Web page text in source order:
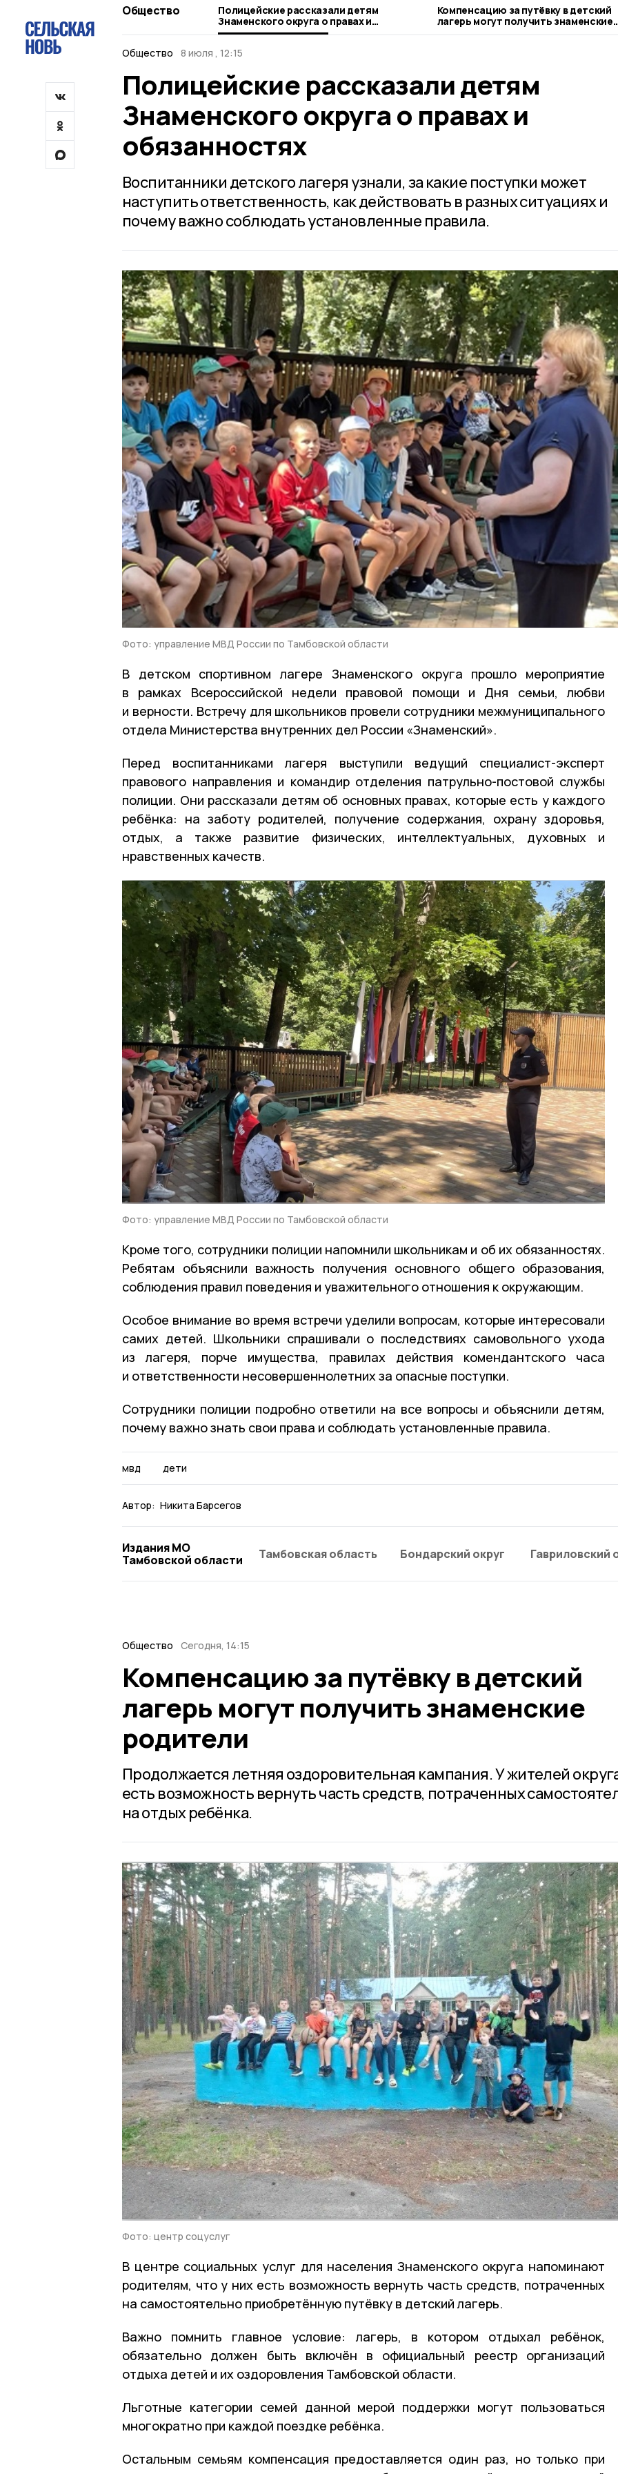
Общество
Полицейские рассказали детям
Знаменского округа о правах и
обязанностях
Компенсацию за путёвку в детский
лагерь могут получить знаменские
родители
Общество
8 июля , 12:15
Полицейские рассказали детям
Знаменского округа о правах и
обязанностях
Воспитанники детского лагеря узнали, за какие поступки может
наступить ответственность, как действовать в разных ситуациях и
почему важно соблюдать установленные правила.
Фото: управление МВД России по Тамбовской области
В детском спортивном лагере Знаменского округа прошло мероприятие
в рамках Всероссийской недели правовой помощи и Дня семьи, любви
и верности. Встречу для школьников провели сотрудники межмуниципального
отдела Министерства внутренних дел России «Знаменский».
Перед воспитанниками лагеря выступили ведущий специалист-эксперт
правового направления и командир отделения патрульно-постовой службы
полиции. Они рассказали детям об основных правах, которые есть у каждого
ребёнка: на заботу родителей, получение содержания, охрану здоровья,
отдых, а также развитие физических, интеллектуальных, духовных и
нравственных качеств.
Фото: управление МВД России по Тамбовской области
Кроме того, сотрудники полиции напомнили школьникам и об их обязанностях.
Ребятам объяснили важность получения основного общего образования,
соблюдения правил поведения и уважительного отношения к окружающим.
Особое внимание во время встречи уделили вопросам, которые интересовали
самих детей. Школьники спрашивали о последствиях самовольного ухода
из лагеря, порче имущества, правилах действия комендантского часа
и ответственности несовершеннолетних за опасные поступки.
Сотрудники полиции подробно ответили на все вопросы и объяснили детям,
почему важно знать свои права и соблюдать установленные правила.
мвд дети
Автор: Никита Барсегов
Издания МО
Тамбовской области
Тамбовская область Бондарский округ Гавриловский
Общество Сегодня, 14:15
Компенсацию за путёвку в детский
лагерь могут получить знаменские
родители
Продолжается летняя оздоровительная кампания. У жителей
есть возможность вернуть часть средств, потраченных
на отдых ребёнка.
Фото: центр соцуслуг
В центре социальных услуг для населения Знаменского округа напоминают
родителям, что у них есть возможность вернуть часть средств, потраченных
на самостоятельно приобретённую путёвку в детский лагерь.
Важно помнить главное условие: лагерь, в котором отдыхал ребёнок,
обязательно должен быть включён в официальный реестр организаций
отдыха детей и их оздоровления Тамбовской области.
Льготные категории семей данной мерой поддержки могут пользоваться
многократно при каждой поездке ребёнка.
Остальным семьям компенсация предоставляется один раз, но только при